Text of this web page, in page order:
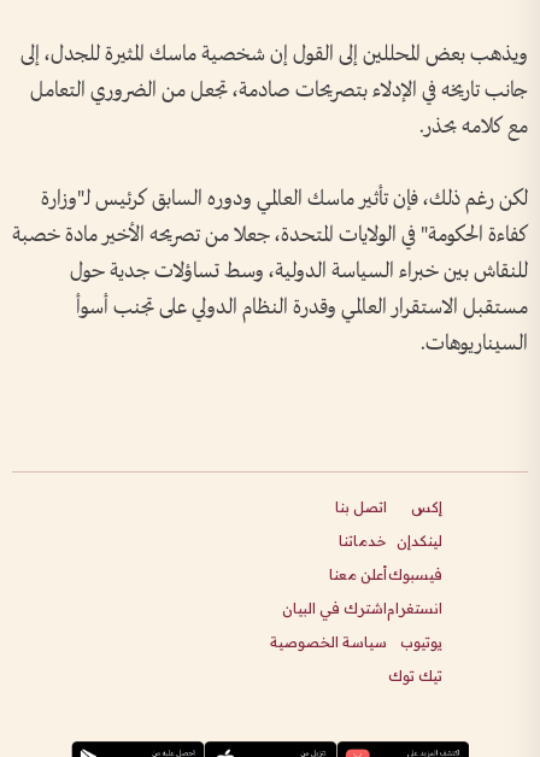
ويذهب بعض المحللين إلى القول إن شخصية ماسك المثيرة للجدل، إلى
جانب تاريخه في الإدلاء بتصريحات صادمة، تجعل من الضروري التعامل
مع كلامه بحذر.
لكن رغم ذلك، فإن تأثير ماسك العالمي ودوره السابق كرئيس لـ"وزارة
كفاءة الحكومة" في الولايات المتحدة، جعلا من تصريحه الأخير مادة خصبة
للنقاش بين خبراء السياسة الدولية، وسط تساؤلات جدية حول
مستقبل الاستقرار العالمي وقدرة النظام الدولي على تجنب أسوأ
السيناريوهات.
إكس
لينكدإن
فيسبوك
انستغرام
يوتيوب
تيك توك
اتصل بنا
خدماتنا
أعلن معنا
اشترك في البيان
سياسة الخصوصية